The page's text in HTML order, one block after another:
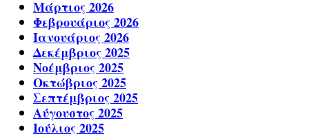
Μάρτιος 2026
Φεβρουάριος 2026
Ιανουάριος 2026
Δεκέμβριος 2025
Νοέμβριος 2025
Οκτώβριος 2025
Σεπτέμβριος 2025
Αύγουστος 2025
Ιούλιος 2025